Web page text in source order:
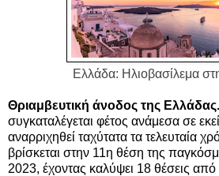
Ελλάδα: Hλιοβασίλεμα
Θριαμβευτική άνοδος της Ελλάδας.
συγκαταλέγεται φέτος ανάμεσα σε
αναρριχηθεί ταχύτατα τα τελευταία
βρίσκεται στην 11η θέση της
2023, έχοντας καλύψει 18 θέσεις